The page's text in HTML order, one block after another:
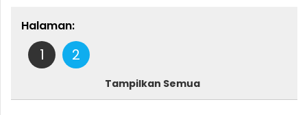
Halaman:
1 2
Tampilkan Semua